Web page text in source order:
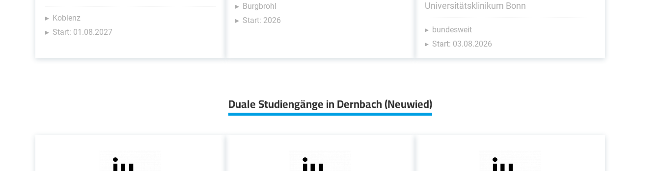
Koblenz
Start: 01.08.2027
Burgbrohl
Start: 2026
Universitätsklinikum Bonn
bundesweit
Start: 03.08.2026
Duale Studiengänge in Dernbach (Neuwied)